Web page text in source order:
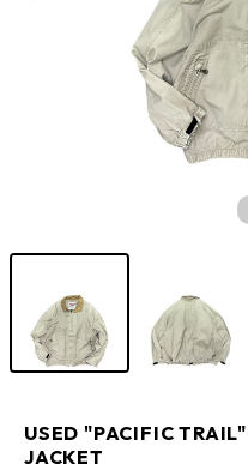
USED "PACIFIC
JACKET